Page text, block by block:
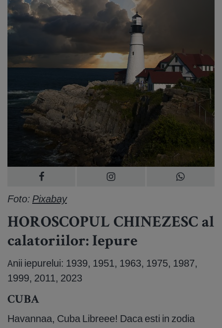
Foto: Pixabay
HOROSCOPUL CHINEZESC al
calatoriilor: Iepure
Anii iepurelui: 1939, 1951, 1963, 1975, 1987,
1999, 2011, 2023
CUBA
Havannaa, Cuba Libreee! Daca esti in zodia